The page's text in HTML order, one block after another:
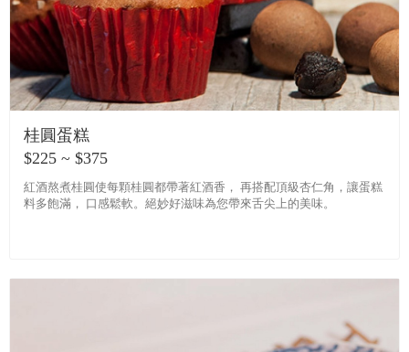
桂圓蛋糕
$225 ~ $375
紅酒熬煮桂圓使每顆桂圓都帶著紅酒香， 再搭配頂級杏仁角，讓蛋糕
料多飽滿， 口感鬆軟。絕妙好滋味為您帶來舌尖上的美味。